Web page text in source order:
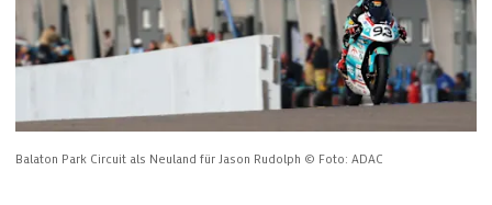
Balaton Park Circuit als Neuland für Jason Rudolph © Foto: ADAC